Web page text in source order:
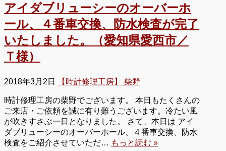
アイダブリューシーのオーバーホ
ール、４番車交換、防水検査が完了
いたしました。（愛知県愛西市／
Ｔ様）
2018年3月2日 【時計修理工房】 柴野
時計修理工房の柴野でございます。 本日もたくさんの
ご来店・ご依頼を誠に有り難うございます。冷たい風
が吹きすさぶ一日となりました。 さて、本日は アイ
ダブリューシーのオーバーホール、４番車交換、防水
検査をご紹介させていただ… もっと読む »